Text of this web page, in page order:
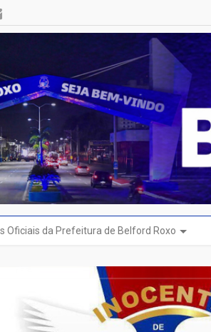
Oficiais da Prefeitura de Belford Roxo